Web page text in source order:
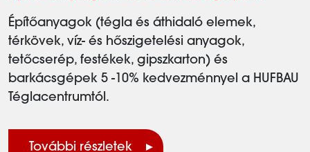
Építőanyagok (tégla és áthidaló elemek,
térkövek, víz- és hőszigetelési anyagok,
tetőcserép, festékek, gipszkarton) és
barkácsgépek 5 -10% kedvezménnyel a HUFBAU
Téglacentrumtól.
További részletek